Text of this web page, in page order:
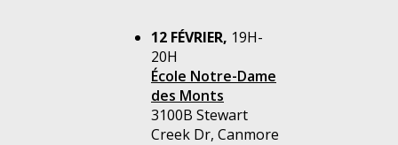
12 FÉVRIER, 19H-
20H
École Notre-Dame
des Monts
3100B Stewart
Creek Dr, Canmore